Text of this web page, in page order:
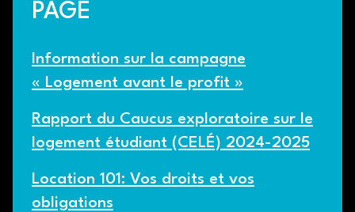
PAGE
Information sur la campagne
« Logement avant le profit »
Rapport du Caucus exploratoire sur le
logement étudiant (CELÉ) 2024-2025
Location 101: Vos droits et vos
obligations